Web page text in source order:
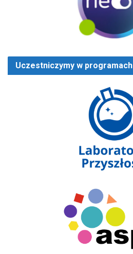
Uczestniczymy w programach